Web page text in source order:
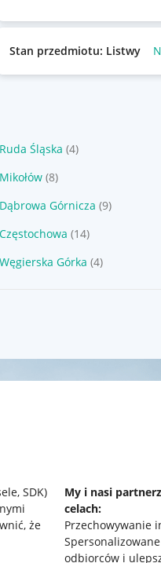
SDK)
że
My i nasi
celach:
Przechowywanie
odbiorców i
Stan przedmiotu: Listwy
Śląska (4)
(8)
Górnicza (9)
(14)
Górka (4)